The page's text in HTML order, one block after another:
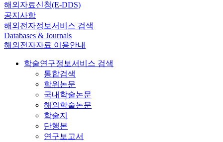
해외자료신청(E-DDS)
공지사항
해외전자정보서비스 검색
Databases & Journals
해외전자자료 이용안내
학술연구정보서비스 검색
통합검색
학위논문
국내학술논문
해외학술논문
학술지
단행본
연구보고서